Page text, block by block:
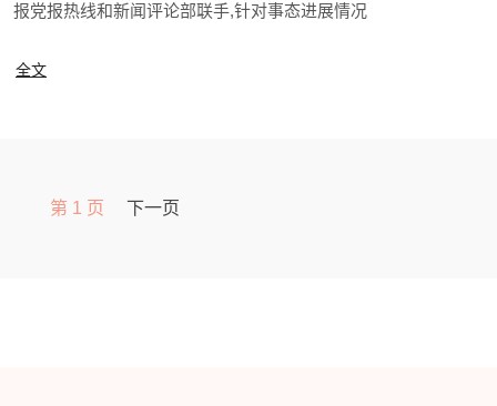
报党报热线和新闻评论部联手,针对事态进展情况
全文
第 1 页 下一页